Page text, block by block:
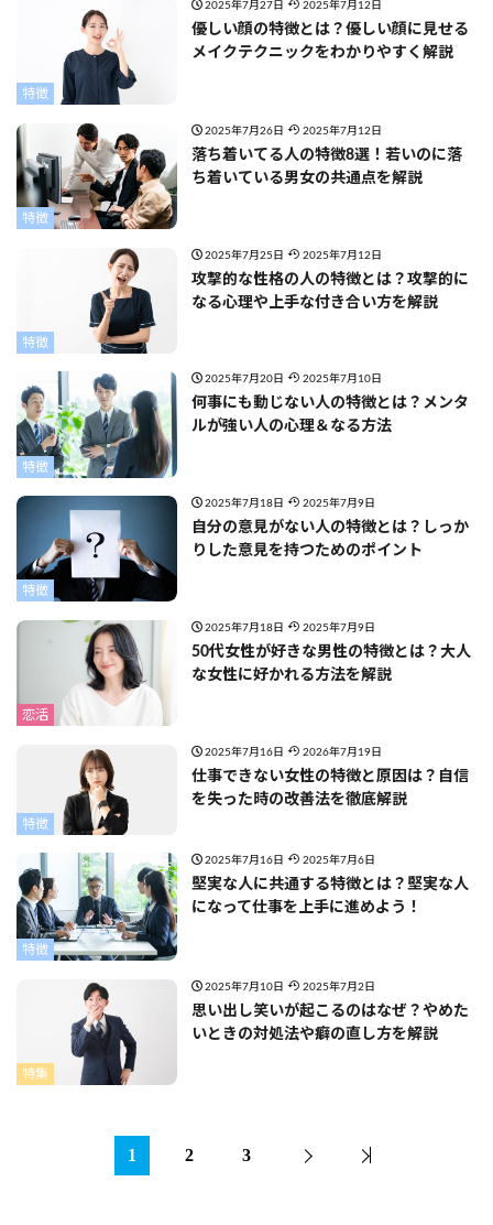
特徴
2025年7月27日 2025年7月12日
優しい顔の特徴とは？優しい顔に見せる
メイクテクニックをわかりやすく解説
特徴
2025年7月26日 2025年7月12日
落ち着いてる人の特徴8選！若いのに落
ち着いている男女の共通点を解説
特徴
2025年7月25日 2025年7月12日
攻撃的な性格の人の特徴とは？攻撃的に
なる心理や上手な付き合い方を解説
特徴
2025年7月20日 2025年7月10日
何事にも動じない人の特徴とは？メンタ
ルが強い人の心理＆なる方法
特徴
2025年7月18日 2025年7月9日
自分の意見がない人の特徴とは？しっか
りした意見を持つためのポイント
恋活
2025年7月18日 2025年7月9日
50代女性が好きな男性の特徴とは？大人
な女性に好かれる方法を解説
特徴
2025年7月16日 2026年7月19日
仕事できない女性の特徴と原因は？自信
を失った時の改善法を徹底解説
特徴
2025年7月16日 2025年7月6日
堅実な人に共通する特徴とは？堅実な人
になって仕事を上手に進めよう！
特集
2025年7月10日 2025年7月2日
思い出し笑いが起こるのはなぜ？やめた
いときの対処法や癖の直し方を解説
1 2 3